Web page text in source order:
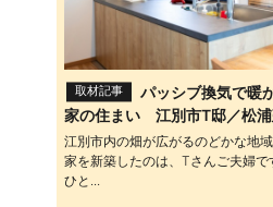
取材記事
パッシブ換気で暖
家の住まい 江別市T邸／松
江別市内の畑が広がるのどかな地
家を新築したのは、Tさんご夫婦
ひと...